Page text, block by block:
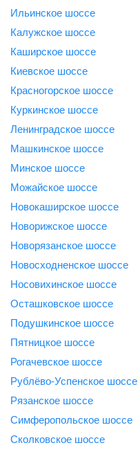
Ильинское шоссе
Калужское шоссе
Каширское шоссе
Киевское шоссе
Красногорское шоссе
Куркинское шоссе
Ленинградское шоссе
Машкинское шоссе
Минское шоссе
Можайское шоссе
Новокаширское шоссе
Новорижское шоссе
Новорязанское шоссе
Новосходненское шоссе
Носовихинское шоссе
Осташковское шоссе
Подушкинское шоссе
Пятницкое шоссе
Рогачевское шоссе
Рублёво-Успенское шоссе
Рязанское шоссе
Симферопольское шоссе
Сколковское шоссе